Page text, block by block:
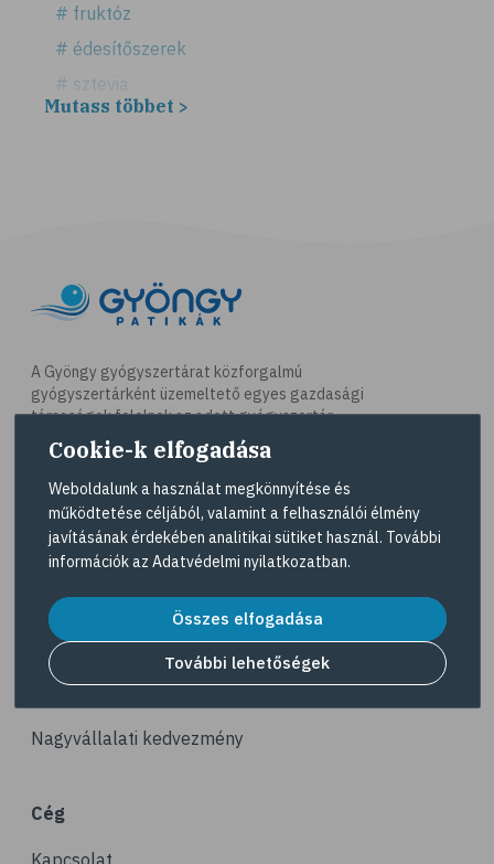
# fruktóz
# édesítőszerek
# sztevia
# fogadalom
# célkitűzés
# étkezési napló
# hal
# egészséges táplálkozás
# omega-3
# A-vitamin
# ásványi anyagok
# ízületi fájdalom
# ízületek
# csontok
# porckopás
# csonttörés
Mutass többet >
A Gyöngy gyógyszertárat közforgalmú
gyógyszertárként üzemeltető egyes gazdasági
társaságok felelnek az adott gyógyszertár
működésért. A Gyöngy gyógyszertárak listáját és
elérhetőségeit a Gyógyszertár kereső
tekintheti meg.
Navigáció
Dermokozmetikumok
Gyöngy Patika Magazin
Nagyvállalati kedvezmény
Cég
Cookie-k elfogadása
Weboldalunk a használat megkönnyítése és
működtetése céljából, valamint a felhasználói élmény
javításának érdekében analitikai sütiket használ. További
információk az Adatvédelmi nyilatkozatban.
Összes elfogadása
További lehetőségek